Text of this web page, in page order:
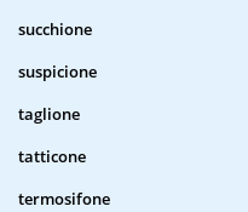
succhione
suspicione
taglione
tatticone
termosifone